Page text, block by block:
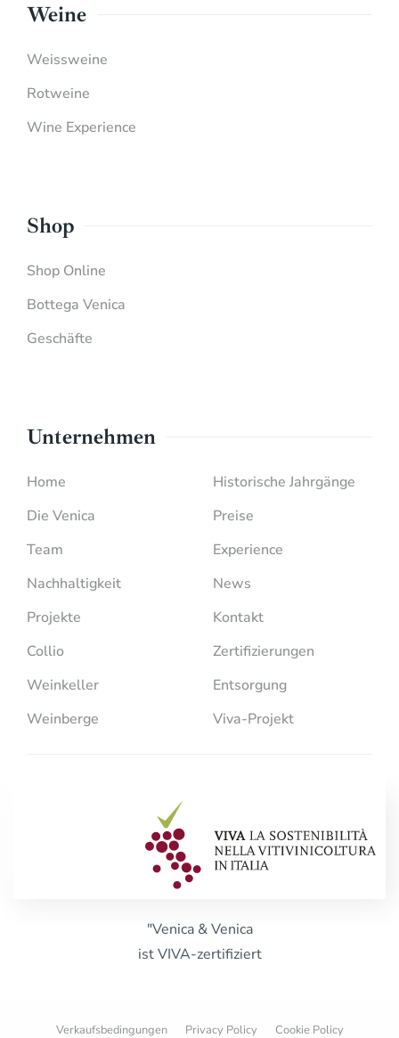
Weine
Weissweine
Rotweine
Wine Experience
Shop
Shop Online
Bottega Venica
Geschäfte
Unternehmen
Home
Die Venica
Team
Nachhaltigkeit
Projekte
Collio
Weinkeller
Weinberge
Historische Jahrgänge
Preise
Experience
News
Kontakt
Zertifizierungen
Entsorgung
Viva-Projekt
"Venica & Venica
ist VIVA-zertifiziert
Verkaufsbedingungen Privacy Policy Cookie Policy